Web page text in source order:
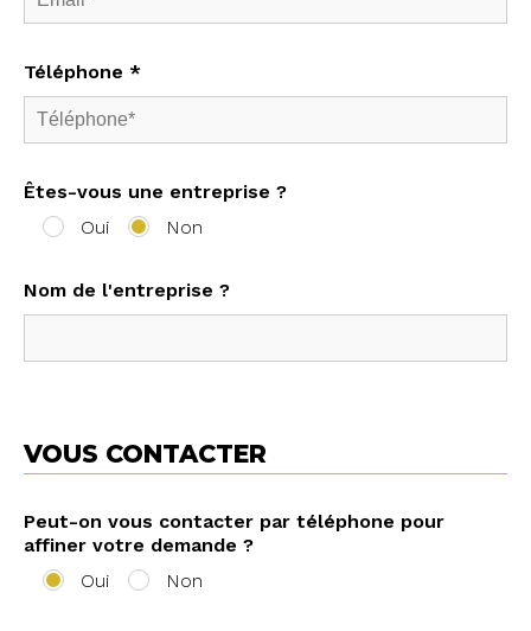
Téléphone *
Êtes-vous une entreprise ?
Oui
Non
Nom de l'entreprise ?
VOUS CONTACTER
Peut-on vous contacter par téléphone pour
affiner votre demande ?
Oui
Non